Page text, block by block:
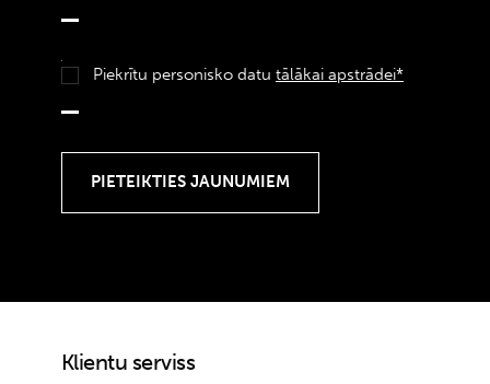
Piekrītu personisko datu tālākai apstrādei*
Klientu serviss